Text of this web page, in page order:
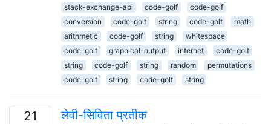
stack-exchange-api
code-golf
code-golf
conversion
code-golf string code-golf
math
arithmetic
code-golf string
whitespace
code-golf
graphical-output internet
code-golf
string
code-golf string random
permutations
code-golf
string code-golf string
21 लेवी-सिविता प्रतीक